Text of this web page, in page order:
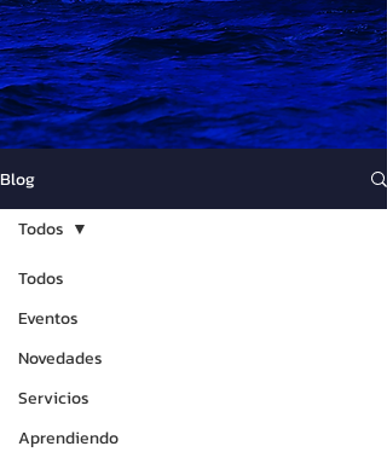
Blog
Todos
Eventos
Novedades
Servicios
Aprendiendo
Todos